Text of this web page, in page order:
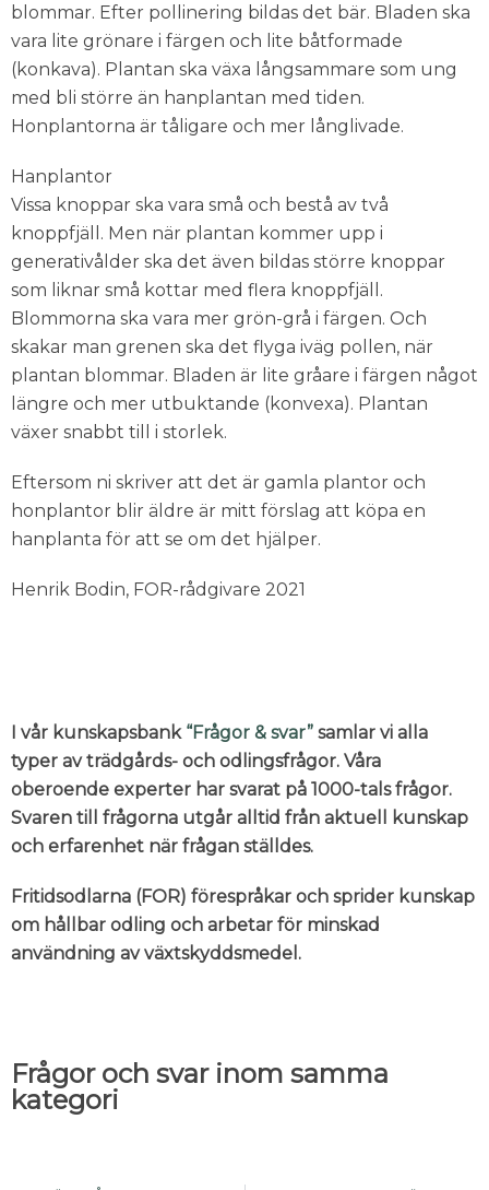
blommar. Efter pollinering bildas det bär. Bladen ska
vara lite grönare i färgen och lite båtformade
(konkava). Plantan ska växa långsammare som ung
med bli större än hanplantan med tiden.
Honplantorna är tåligare och mer långlivade.
Hanplantor
Vissa knoppar ska vara små och bestå av två
knoppfjäll. Men när plantan kommer upp i
generativålder ska det även bildas större knoppar
som liknar små kottar med flera knoppfjäll.
Blommorna ska vara mer grön-grå i färgen. Och
skakar man grenen ska det flyga iväg pollen, när
plantan blommar. Bladen är lite gråare i färgen något
längre och mer utbuktande (konvexa). Plantan
växer snabbt till i storlek.
Eftersom ni skriver att det är gamla plantor och
honplantor blir äldre är mitt förslag att köpa en
hanplanta för att se om det hjälper.
Henrik Bodin, FOR-rådgivare 2021
I vår kunskapsbank “Frågor & svar” samlar vi alla
typer av trädgårds- och odlingsfrågor. Våra
oberoende experter har svarat på 1000-tals frågor.
Svaren till frågorna utgår alltid från aktuell kunskap
och erfarenhet när frågan ställdes.
Fritidsodlarna (FOR) förespråkar och sprider kunskap
om hållbar odling och arbetar för minskad
användning av växtskyddsmedel.
Frågor och svar inom samma
kategori